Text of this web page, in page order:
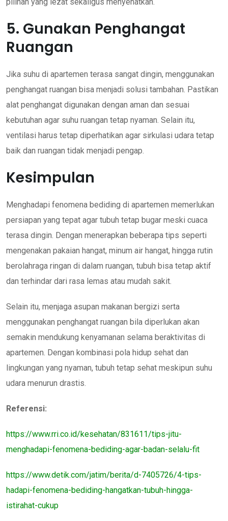
5. Gunakan Penghangat
Ruangan
Jika suhu di apartemen terasa sangat dingin, menggunakan
penghangat ruangan bisa menjadi solusi tambahan. Pastikan
alat penghangat digunakan dengan aman dan sesuai
kebutuhan agar suhu ruangan tetap nyaman. Selain itu,
ventilasi harus tetap diperhatikan agar sirkulasi udara tetap
baik dan ruangan tidak menjadi pengap.
Kesimpulan
Menghadapi fenomena bediding di apartemen memerlukan
persiapan yang tepat agar tubuh tetap bugar meski cuaca
terasa dingin. Dengan menerapkan beberapa tips seperti
mengenakan pakaian hangat, minum air hangat, hingga rutin
berolahraga ringan di dalam ruangan, tubuh bisa tetap aktif
dan terhindar dari rasa lemas atau mudah sakit.
Selain itu, menjaga asupan makanan bergizi serta
menggunakan penghangat ruangan bila diperlukan akan
semakin mendukung kenyamanan selama beraktivitas di
apartemen. Dengan kombinasi pola hidup sehat dan
lingkungan yang nyaman, tubuh tetap sehat meskipun suhu
udara menurun drastis.
Referensi:
https://www.rri.co.id/kesehatan/831611/tips-jitu-
menghadapi-fenomena-bediding-agar-badan-selalu-fit
https://www.detik.com/jatim/berita/d-7405726/4-tips-
hadapi-fenomena-bediding-hangatkan-tubuh-hingga-
istirahat-cukup